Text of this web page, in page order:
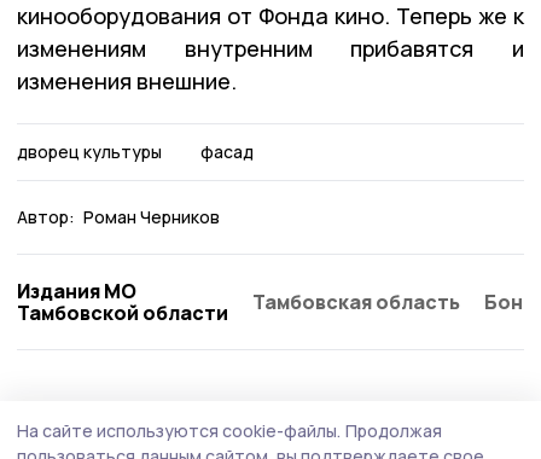
кинооборудования от Фонда кино. Теперь же к
изменениям внутренним прибавятся и
изменения внешние.
дворец культуры фасад
Автор: Роман Черников
Издания МО
Тамбовской области
Тамбовская область
На сайте используются cookie-файлы. Продолжая